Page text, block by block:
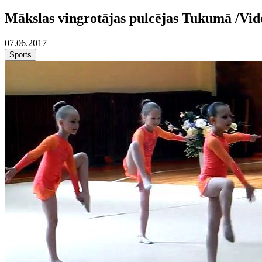
Mākslas vingrotājas pulcējas Tukumā /
07.06.2017
Sports